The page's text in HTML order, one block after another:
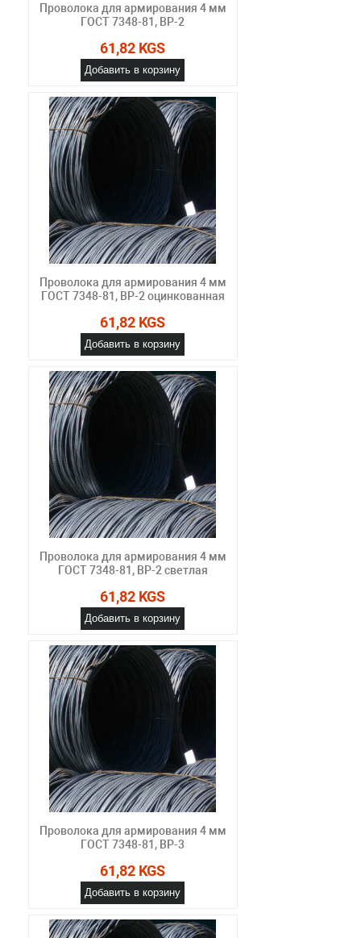
Проволока для армирования 4 мм
ГОСТ 7348-81, ВР-2
61,82 KGS
Добавить в корзину
Проволока для армирования 4 мм
ГОСТ 7348-81, ВР-2 оцинкованная
61,82 KGS
Добавить в корзину
Проволока для армирования 4 мм
ГОСТ 7348-81, ВР-2 светлая
61,82 KGS
Добавить в корзину
Проволока для армирования 4 мм
ГОСТ 7348-81, ВР-3
61,82 KGS
Добавить в корзину